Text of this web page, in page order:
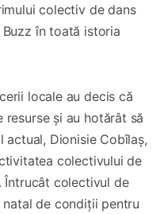
colectiv de dans
în toată istoria
locale au decis că
resurse și au hotărât să
actual, Dionisie Cobîlaș,
colectivului de
Întrucât colectivul de
de condiții pentru